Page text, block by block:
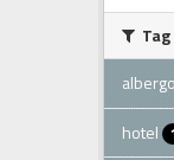
Tag
albergo
hotel